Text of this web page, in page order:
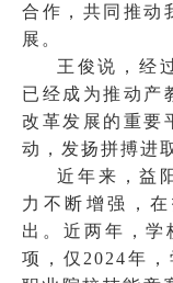
合作，共同推动
展。
王俊说，经
已经成为推动产
改革发展的重要
动，发扬拼搏进
近年来，益
力不断增强，
出。近两年，学
项，仅2024年